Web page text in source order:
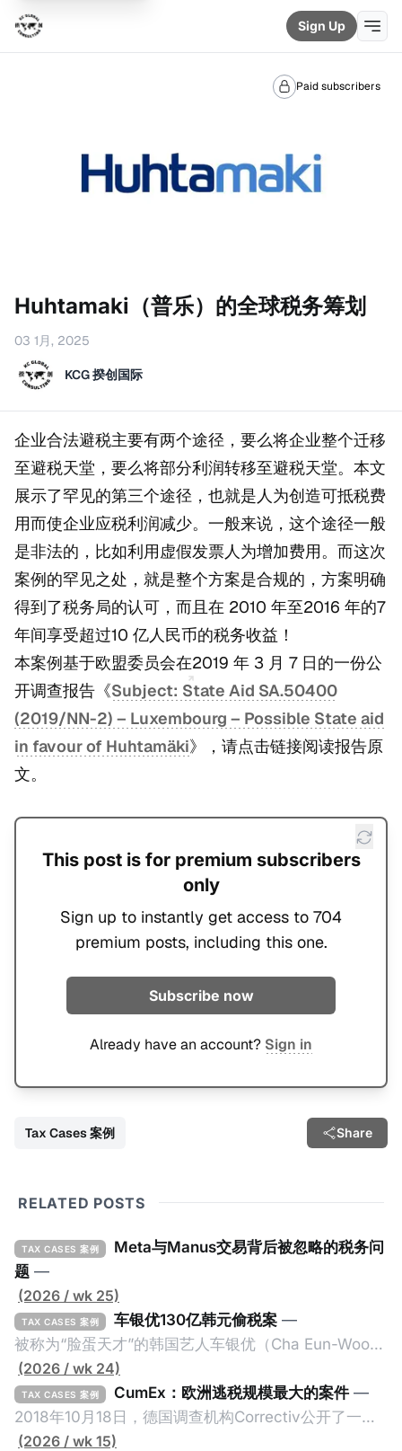
Sign Up
Paid subscribers
Huhtamaki（普乐）的全球税务筹划
03 1月, 2025
KCG 揆创国际
企业合法避税主要有两个途径，要么将企业整个迁移
至避税天堂，要么将部分利润转移至避税天堂。本文
展示了罕见的第三个途径，也就是人为创造可抵税费
用而使企业应税利润减少。一般来说，这个途径一般
是非法的，比如利用虚假发票人为增加费用。而这次
案例的罕见之处，就是整个方案是合规的，方案明确
得到了税务局的认可，而且在 2010 年至2016 年的7
年间享受超过10 亿人民币的税务收益！
本案例基于欧盟委员会在2019 年 3 月 7 日的一份公
开调查报告《Subject: State Aid SA.50400
(2019/NN-2) – Luxembourg – Possible State aid
in favour of Huhtamäki》，请点击链接阅读报告原
文。
This post is for premium subscribers
only
Sign up to instantly get access to 704
premium posts, including this one.
Subscribe now
Already have an account? Sign in
Tax Cases 案例 Share
RELATED POSTS
TAX CASES 案例
Meta与Manus交易背后被忽略的税务问
题 —
(2026 / wk 25)
TAX CASES 案例 车银优130亿韩元偷税案 —
被称为“脸蛋天才”的韩国艺人车银优（Cha Eun-Woo，
原名：李东敏）以零瑕疵的完美人设著称。但是，在
2026年1月，韩国国税厅的一纸追缴超过200亿韩元
（折合约8900万人民币）通知，将其推向了涉嫌逃避
缴纳所得税的舆论风口浪尖。 经过事情发展多月，最后
(2026 / wk 24)
TAX CASES 案例 CumEx：欧洲逃税规模最大的案件 —
2018年10月18日，德国调查机构Correctiv公开了一件
跨越十多年及横跨多个国家的逃税案，涉税金额超过
(2026 / wk 15)